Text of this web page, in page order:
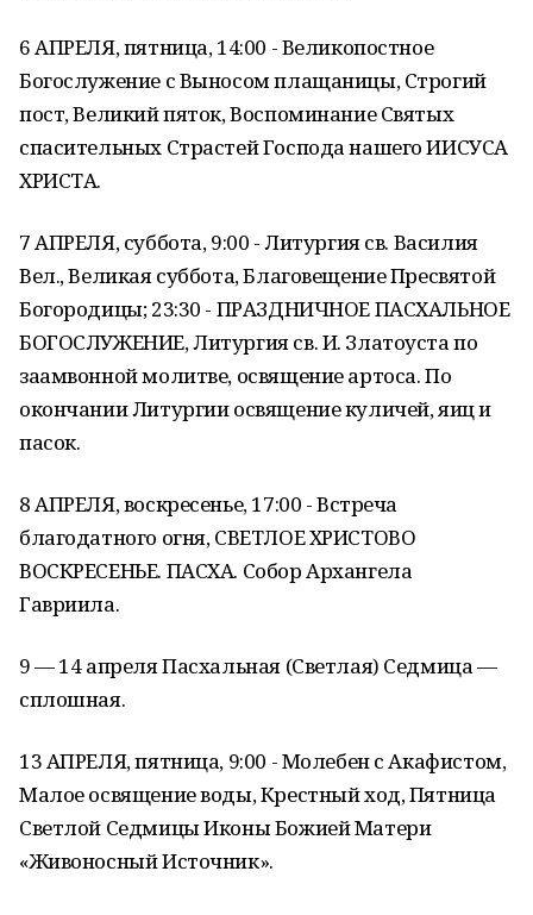
6 АПРЕЛЯ, пятница, 14:00 - Великопостное
Богослужение с Выносом плащаницы, Строгий
пост, Великий пяток, Воспоминание Святых
спасительных Страстей Господа нашего ИИСУСА
ХРИСТА.
7 АПРЕЛЯ, суббота, 9:00 - Литургия св. Василия
Вел., Великая суббота, Благовещение Пресвятой
Богородицы; 23:30 - ПРАЗДНИЧНОЕ ПАСХАЛЬНОЕ
БОГОСЛУЖЕНИЕ, Литургия св. И. Златоуста по
заамвонной молитве, освящение артоса. По
окончании Литургии освящение куличей, яиц и
пасок.
8 АПРЕЛЯ, воскресенье, 17:00 - Встреча
благодатного огня, СВЕТЛОЕ ХРИСТОВО
ВОСКРЕСЕНЬЕ. ПАСХА. Собор Архангела
Гавриила.
9 — 14 апреля Пасхальная (Светлая) Седмица —
сплошная.
13 АПРЕЛЯ, пятница, 9:00 - Молебен с Акафистом,
Малое освящение воды, Крестный ход, Пятница
Светлой Седмицы Иконы Божией Матери
«Живоносный Источник».